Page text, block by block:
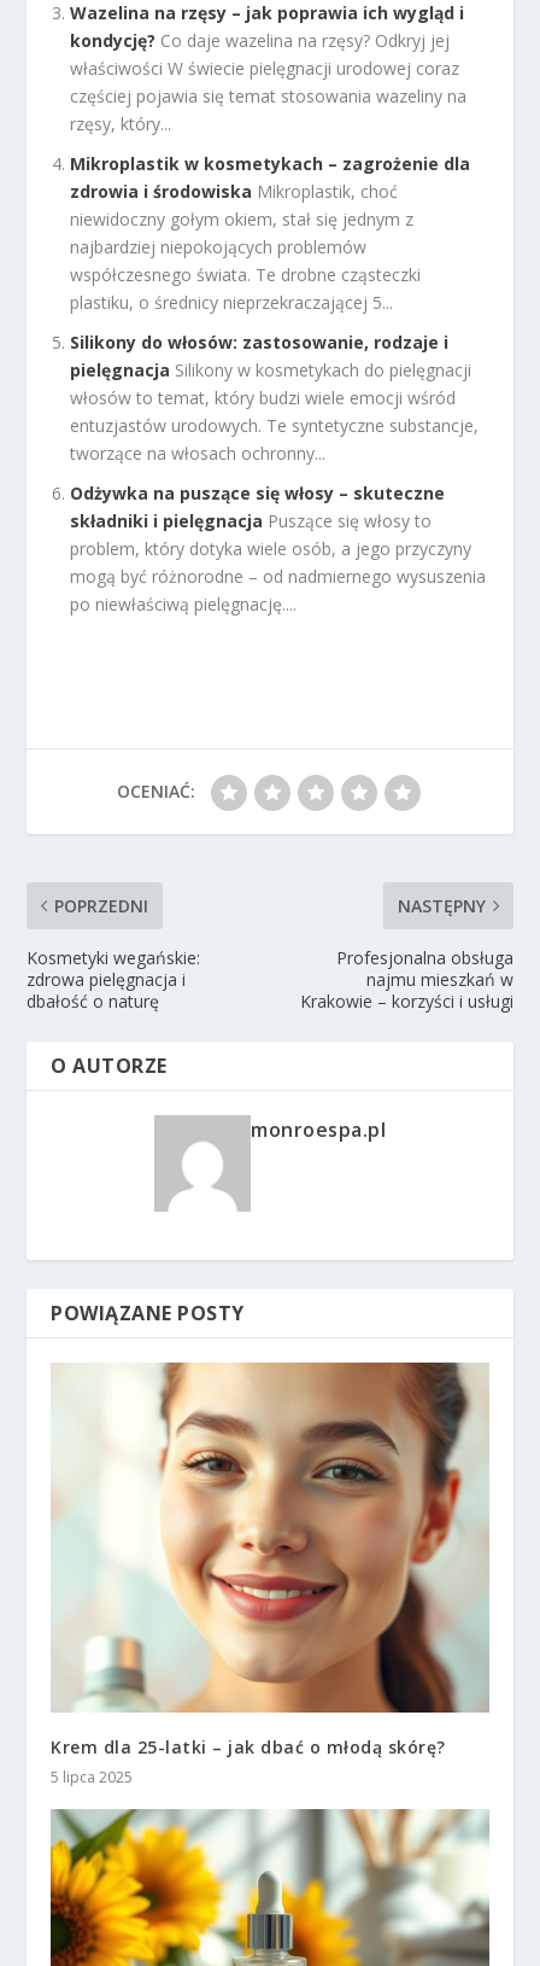
Wazelina na rzęsy – jak poprawia ich wygląd i
kondycję? Co daje wazelina na rzęsy? Odkryj jej
właściwości W świecie pielęgnacji urodowej coraz
częściej pojawia się temat stosowania wazeliny na
rzęsy, który...
Mikroplastik w kosmetykach – zagrożenie dla
zdrowia i środowiska Mikroplastik, choć
niewidoczny gołym okiem, stał się jednym z
najbardziej niepokojących problemów
współczesnego świata. Te drobne cząsteczki
plastiku, o średnicy nieprzekraczającej 5...
Silikony do włosów: zastosowanie, rodzaje i
pielęgnacja Silikony w kosmetykach do pielęgnacji
włosów to temat, który budzi wiele emocji wśród
entuzjastów urodowych. Te syntetyczne substancje,
tworzące na włosach ochronny...
Odżywka na puszące się włosy – skuteczne
składniki i pielęgnacja Puszące się włosy to
problem, który dotyka wiele osób, a jego przyczyny
mogą być różnorodne – od nadmiernego wysuszenia
po niewłaściwą pielęgnację....
OCENIAĆ:
POPRZEDNI
Kosmetyki wegańskie:
zdrowa pielęgnacja i
dbałość o naturę
NASTĘPNY
Profesjonalna obsługa
najmu mieszkań w
Krakowie – korzyści i usługi
O AUTORZE
monroespa.pl
POWIĄZANE POSTY
Krem dla 25-latki – jak dbać o młodą skórę?
5 lipca 2025